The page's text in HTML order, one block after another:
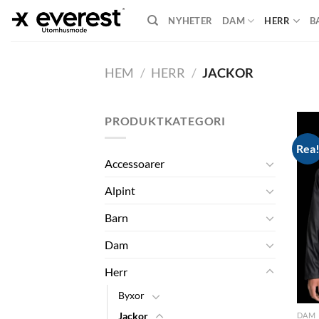
NYHETER DAM HERR
HEM / HERR / JACKOR
PRODUKTKATEGORI
Accessoarer
Alpint
Barn
Dam
Herr
Byxor
Jackor
Rea!
DAM